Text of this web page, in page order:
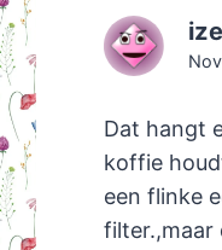
Dat hangt
koffie
een flinke
filter.,maar